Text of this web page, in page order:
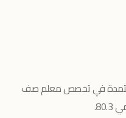
دراسية معتمدة في تخصص معلم صف